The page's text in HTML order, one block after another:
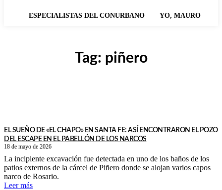
ESPECIALISTAS DEL CONURBANO YO, MAURO
Tag: piñero
EL SUEÑO DE «EL CHAPO» EN SANTA FE: ASÍ ENCONTRARON EL POZO
DEL ESCAPE EN EL PABELLÓN DE LOS NARCOS
18 de mayo de 2026
La incipiente excavación fue detectada en uno de los baños de los
patios externos de la cárcel de Piñero donde se alojan varios capos
narco de Rosario.
Leer más